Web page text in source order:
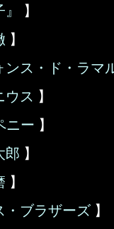
】
】
ンス・ド・ラマ
ウス 】
ニー 】
郎 】
】
・ブラザーズ 】